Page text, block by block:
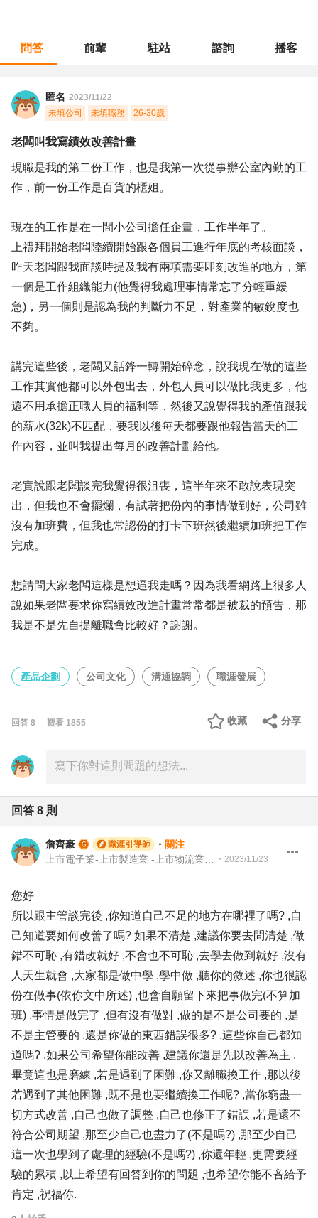
問答 前輩 駐站 諮詢 播客
匿名 2023/11/22
未填公司
未填職務 26-30歲
老闆叫我寫績效改善計畫
現職是我的第二份工作，也是我第一次從事辦公室內勤的工
作，前一份工作是百貨的櫃姐。
現在的工作是在一間小公司擔任企畫，工作半年了。
上禮拜開始老闆陸續開始跟各個員工進行年底的考核面談，
昨天老闆跟我面談時提及我有兩項需要即刻改進的地方，第
一個是工作組織能力(他覺得我處理事情常忘了分輕重緩
急)，另一個則是認為我的判斷力不足，對產業的敏銳度也
不夠。
講完這些後，老闆又話鋒一轉開始碎念，說我現在做的這些
工作其實他都可以外包出去，外包人員可以做比我更多，他
還不用承擔正職人員的福利等，然後又說覺得我的產值跟我
的薪水(32k)不匹配，要我以後每天都要跟他報告當天的工
作內容，並叫我提出每月的改善計劃給他。
老實說跟老闆談完我覺得很沮喪，這半年來不敢說表現突
出，但我也不會擺爛，有試著把份內的事情做到好，公司雖
沒有加班費，但我也常認份的打卡下班然後繼續加班把工作
完成。
想請問大家老闆這樣是想逼我走嗎？因為我看網路上很多人
說如果老闆要求你寫績效改進計畫常常都是被裁的預告，那
我是不是先自提離職會比較好？謝謝。
產品企劃 公司文化 溝通協調 職涯發展
回答 8 觀看 1855 分享
收藏
回答 8 則
詹齊豪 職涯引導師 ・ 關注
・ 2023/11/23
您好
所以跟主管談完後 ,你知道自己不足的地方在哪裡了嗎? ,自
己知道要如何改善了嗎? 如果不清楚 ,建議你要去問清楚 ,做
錯不可恥 ,有錯改就好 ,不會也不可恥 ,去學去做到就好 ,沒有
人天生就會 ,大家都是做中學 ,學中做 ,聽你的敘述 ,你也很認
份在做事(依你文中所述) ,也會自願留下來把事做完(不算加
班) ,事情是做完了 ,但有沒有做對 ,做的是不是公司要的 ,是
不是主管要的 ,還是你做的東西錯誤很多? ,這些你自己都知
道嗎? ,如果公司希望你能改善 ,建議你還是先以改善為主 ,
畢竟這也是磨練 ,若是遇到了困難 ,你又離職換工作 ,那以後
若遇到了其他困難 ,既不是也要繼續換工作呢? ,當你窮盡一
切方式改善 ,自己也做了調整 ,自己也修正了錯誤 ,若是還不
符合公司期望 ,那至少自己也盡力了(不是嗎?) ,那至少自己
這一次也學到了處理的經驗(不是嗎?) ,你還年輕 ,更需要經
驗的累積 ,以上希望有回答到你的問題 ,也希望你能不吝給予
肯定 ,祝福你.